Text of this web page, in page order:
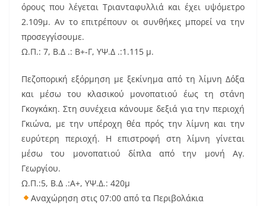
όρους που λέγεται Τριανταφυλλιά και έχει υψόμετρο
2.109μ. Αν το επιτρέπουν οι συνθήκες μπορεί να την
προσεγγίσουμε.
Ω.Π.: 7, Β.Δ .: Β+-Γ, ΥΨ.Δ .:1.115 μ.
Πεζοπορική εξόρμηση με ξεκίνημα από τη λίμνη Δόξα
και μέσω του κλασικού μονοπατιού έως τη στάνη
Γκογκάκη. Στη συνέχεια κάνουμε δεξιά για την περιοχή
Γκιώνα, με την υπέροχη θέα πρός την λίμνη και την
ευρύτερη περιοχή. Η επιστροφή στη λίμνη γίνεται
μέσω του μονοπατιού δίπλα από την μονή Αγ.
Γεωργίου.
Ω.Π.:5, Β.Δ .:Α+, ΥΨ.Δ.: 420μ
Αναχώρηση στις 07:00 από τα Περιβολάκια